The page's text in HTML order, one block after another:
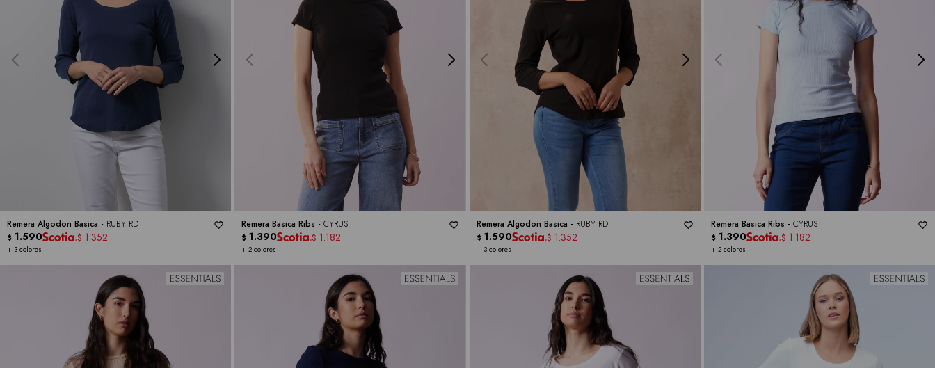
Remera Algodon Basica - RUBY RD
+ 3 colores
$ 1.590 $ 1.352
Remera Basica Ribs -CYRUS
+ 2 colores
$ 1.390 $ 1.182
Remera Algodon Basica - RUBY RD
+ 3 colores
$ 1.590 $ 1.352
Remera Basica Ribs - CYRUS
+ 2 colores
$ 1.390 $ 1.182